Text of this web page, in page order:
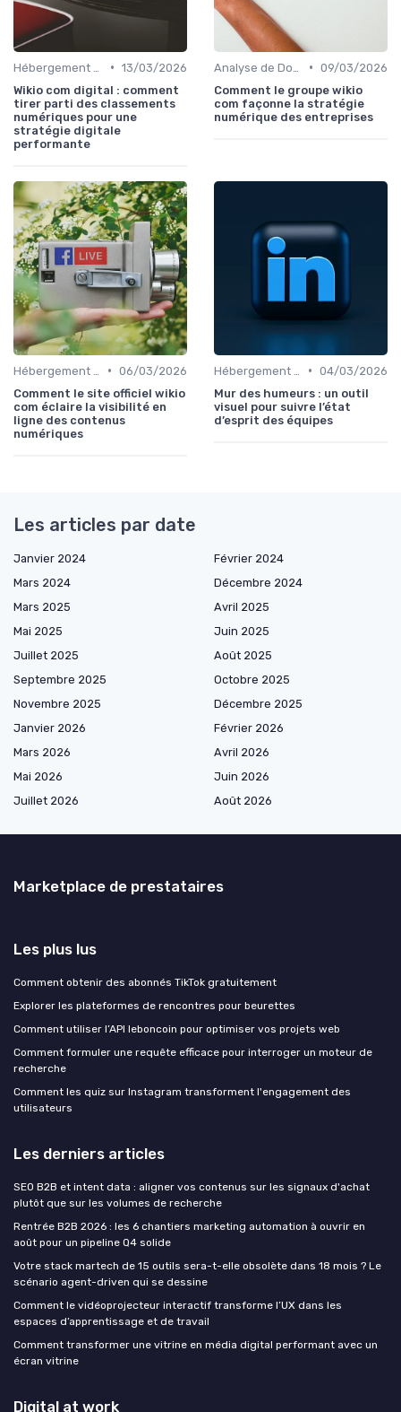
• 13/03/2026
Wikio com digital : comment
tirer parti des classements
numériques pour une
stratégie digitale
performante
• 09/03/2026
Comment le groupe wikio
com façonne la stratégie
numérique des entreprises
• 06/03/2026
Comment le site officiel wikio
com éclaire la visibilité en
ligne des contenus
numériques
• 04/03/2026
Mur des humeurs : un outil
visuel pour suivre l’état
d’esprit des équipes
Les articles par date
Janvier 2024
Février 2024
Mars 2024
Décembre 2024
Mars 2025
Avril 2025
Mai 2025
Juin 2025
Juillet 2025
Août 2025
Septembre 2025
Octobre 2025
Novembre 2025
Décembre 2025
Janvier 2026
Février 2026
Mars 2026
Avril 2026
Mai 2026
Juin 2026
Juillet 2026
Août 2026
Marketplace de prestataires
Les plus lus
Comment obtenir des abonnés TikTok gratuitement
Explorer les plateformes de rencontres pour beurettes
Comment utiliser l’API leboncoin pour optimiser vos projets web
Comment formuler une requête efficace pour interroger un moteur de
recherche
Comment les quiz sur Instagram transforment l'engagement des
utilisateurs
Les derniers articles
SEO B2B et intent data : aligner vos contenus sur les signaux d'achat
plutôt que sur les volumes de recherche
Rentrée B2B 2026 : les 6 chantiers marketing automation à ouvrir en
août pour un pipeline Q4 solide
Votre stack martech de 15 outils sera-t-elle obsolète dans 18 mois ? Le
scénario agent-driven qui se dessine
Comment le vidéoprojecteur interactif transforme l’UX dans les
espaces d’apprentissage et de travail
Comment transformer une vitrine en média digital performant avec un
écran vitrine
Digital at work